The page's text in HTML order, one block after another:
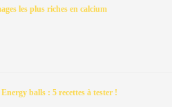
les plus riches en calcium
balls : 5 recettes à tester !